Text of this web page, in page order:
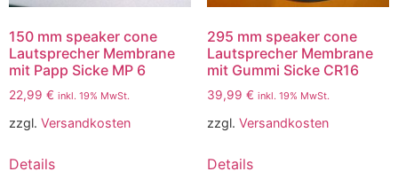
150 mm speaker cone
Lautsprecher Membrane
mit Papp Sicke MP 6
22,99 € inkl. 19% MwSt.
zzgl. Versandkosten
Details
295 mm speaker cone
Lautsprecher Membrane
mit Gummi Sicke CR16
39,99 € inkl. 19% MwSt.
zzgl. Versandkosten
Details